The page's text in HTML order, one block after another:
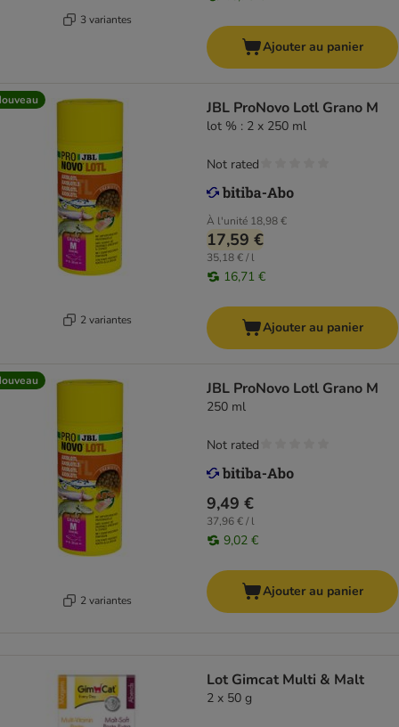
3 variantes
Ajouter au panier
2 variantes
JBL ProNovo Lotl Grano M
lot % : 2 x 250 ml
À l'unité 18,98 €
17,59 €
35,18 € / l
16,71 €
Not rated
Ajouter au panier
2 variantes
JBL ProNovo Lotl Grano M
250 ml
9,49 €
37,96 € / l
9,02 €
Not rated
Ajouter au panier
Lot Gimcat Multi & Malt
2 x 50 g